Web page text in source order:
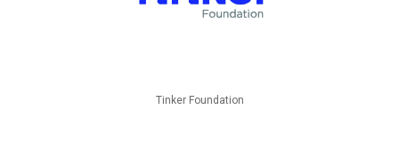
Tinker Foundation